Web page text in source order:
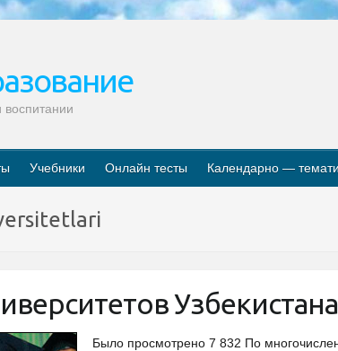
Учебники Онлайн тесты Календарно —
Узбекистана
Было просмотрено 7 832 По